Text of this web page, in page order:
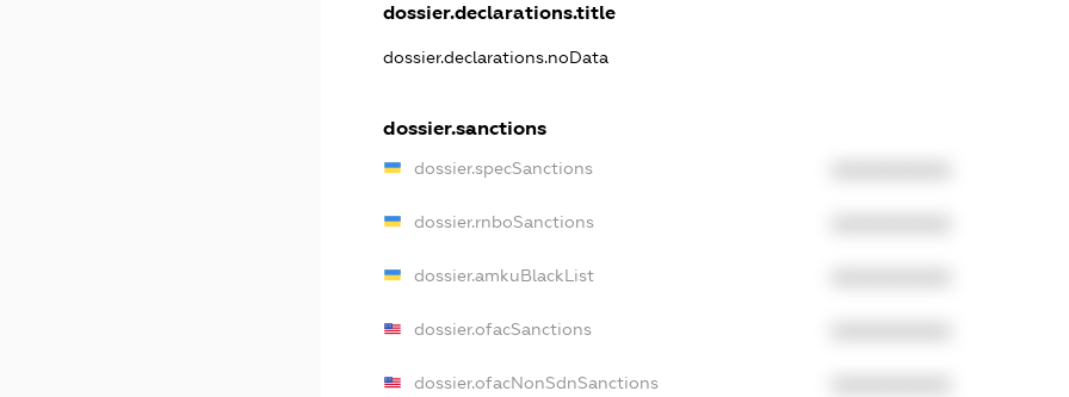
dossier.declarations.title
dossier.declarations.noData
dossier.sanctions
dossier.specSanctions
dossier.rnboSanctions
dossier.amkuBlackList
dossier.ofacSanctions
dossier.ofacNonSdnSanctions